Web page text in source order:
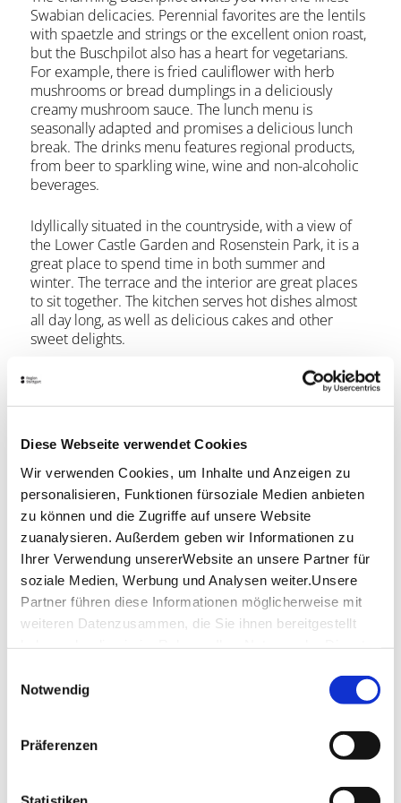
Diese Webseite verwendet Cookies
Wir verwenden Cookies, um Inhalte und Anzeigen zu
personalisieren, Funktionen fürsoziale Medien anbieten
zu können und die Zugriffe auf unsere Website
zuanalysieren. Außerdem geben wir Informationen zu
Ihrer Verwendung unsererWebsite an unsere Partner für
soziale Medien, Werbung und Analysen weiter.Unsere
Partner führen diese Informationen möglicherweise mit
weiteren Datenzusammen, die Sie ihnen bereitgestellt
Impressum
Notwendig
Präferenzen
Swabian delicacies. Perennial favorites are the lentils
with spaetzle and strings or the excellent onion roast,
but the Buschpilot also has a heart for vegetarians.
For example, there is fried cauliflower with herb
mushrooms or bread dumplings in a deliciously
creamy mushroom sauce. The lunch menu is
seasonally adapted and promises a delicious lunch
break. The drinks menu features regional products,
from beer to sparkling wine, wine and non-alcoholic
beverages.
Idyllically situated in the countryside, with a view of
the Lower Castle Garden and Rosenstein Park, it is a
great place to spend time in both summer and
winter. The terrace and the interior are great places
to sit together. The kitchen serves hot dishes almost
all day long, as well as delicious cakes and other
sweet delights.
Opening hours
Tuesday
11:30 a.m. - 11:00 p.m.
Wednesday
11:30 a.m. - 11:00 p.m.
Thursday
11:30 a.m. - 11:00 p.m.
Friday
11:30 a.m. - 11:00 p.m.
Saturday
11:30 a.m. - 11:00 p.m.
opening hours by Google
Location & Contact
Karl-Schurz-Str. 28c (bei der Villa Berg)